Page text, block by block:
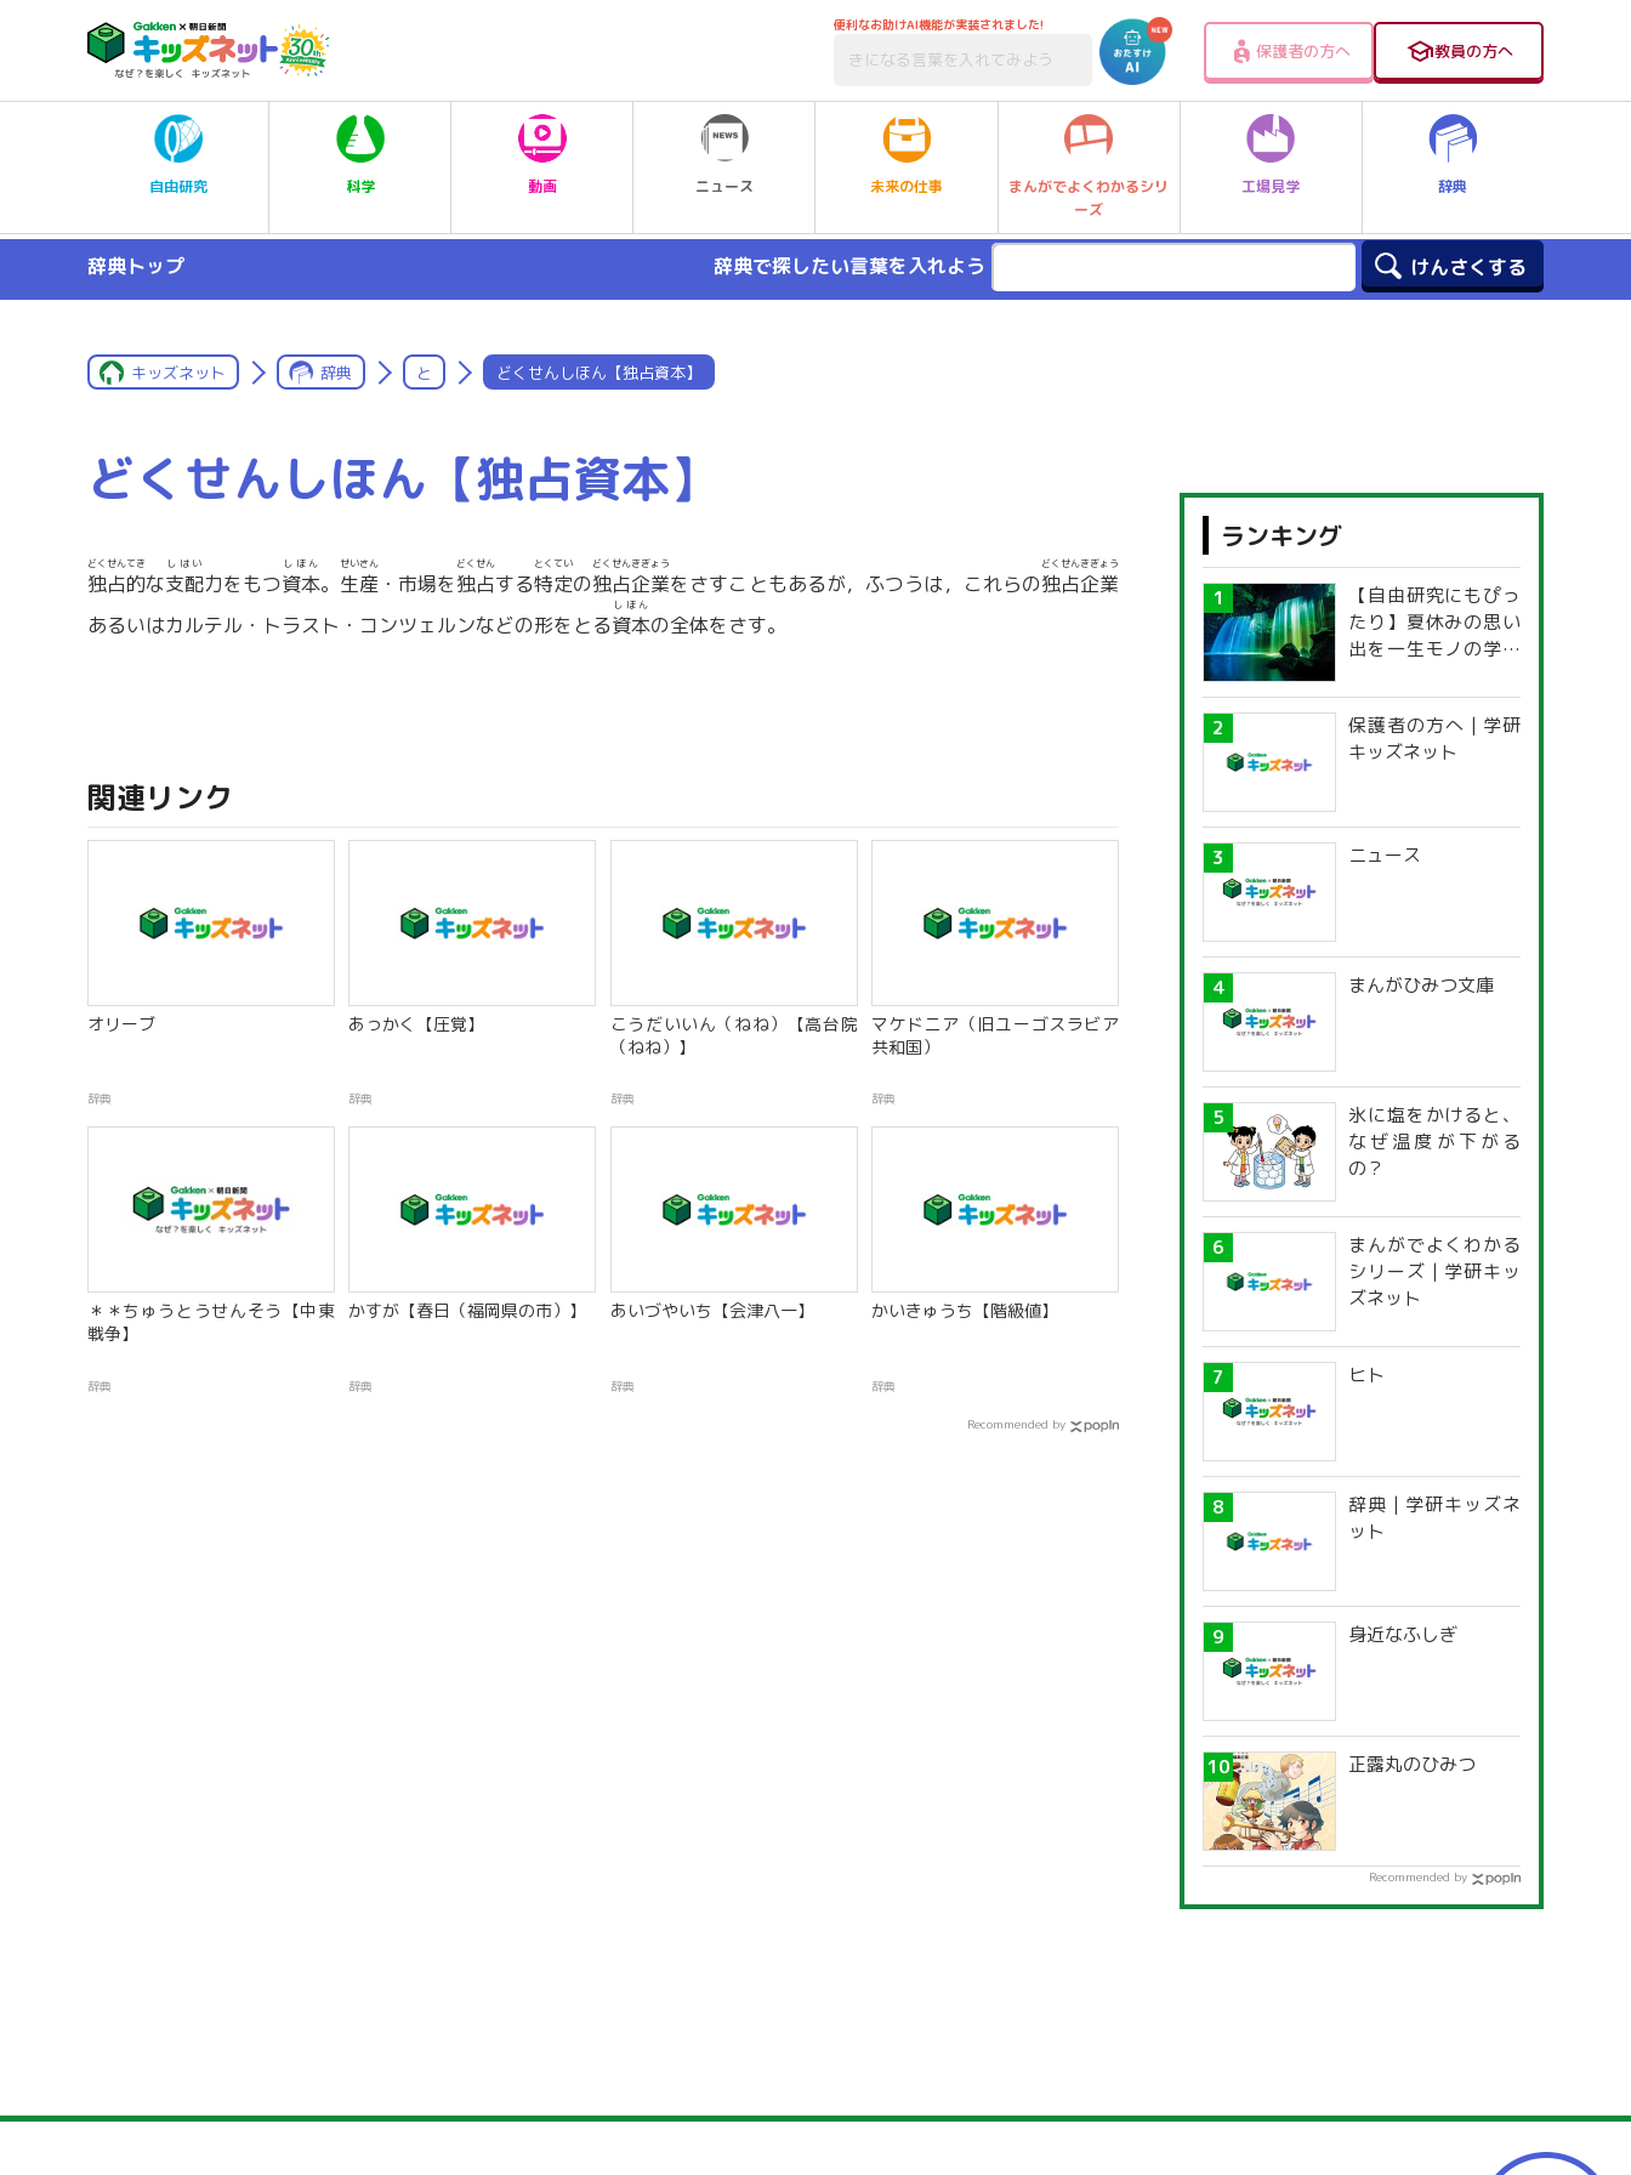
便利なお助けAI機能が実装されました!
保護者の方へ 教員の方へ
自由研究 科学 動画 ニュース 未来の仕事
まんがでよくわかるシリ
ーズ
工場見学 辞典
辞典トップ 辞典で探したい言葉を入れよう
キッズネット 辞典 と どくせんしほん【独占資本】
どくせんしほん【独占資本】
独占的
どくせんてき
な支配
しはい
力をもつ資本
しほん
。 生産
せいさん
・市場を独占
どくせん
する特定
とくてい
の独占企業
どくせんきぎょう
をさすこともあるが，ふつうは，これらの独占企業
どくせんきぎょう
あるいはカルテル・トラスト・コンツェルンなどの形をとる資本
しほん
の全体をさす。
関連リンク
オリーブ
辞典
あっかく【圧覚】
辞典
こうだいいん（ねね）【高台院
（ねね）】
辞典
マケドニア（旧ユーゴスラビア
共和国）
辞典
＊＊ちゅうとうせんそう【中東
戦争】
辞典
かすが【春日（福岡県の市）】
辞典
あいづやいち【会津八一】
辞典
かいきゅうち【階級値】
辞典
Recommended by
ランキング
【自由研究にもぴっ
たり】夏休みの思い
出を一生モノの学び
探究ガイド
保護者の方へ | 学研
キッズネット
ニュース
まんがひみつ文庫
氷に塩をかけると、
なぜ温度が下がる
の？
まんがでよくわかる
シリーズ | 学研キッ
ズネット
ヒト
辞典 | 学研キッズネ
ット
身近なふしぎ
正露丸のひみつ
Recommended by